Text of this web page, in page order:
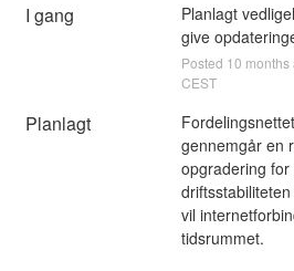
I gang
Planlagt
give
Posted 10 months
CEST
Planlagt
gennemgår en
opgradering
vil
tidsrummet.